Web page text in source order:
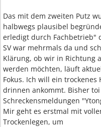
Das mit dem zweiten Putz
halbwegs plausibel
erledigt durch Fachbetrieb"
SV war mehrmals da und
Klärung, ob wir in Richtung
werden möchten, läuft
Fokus. Ich will ein
drinnen ankommt. Bisher
Schreckensmeldungen
Mir geht es erstmal mit
Trockenlegen, um